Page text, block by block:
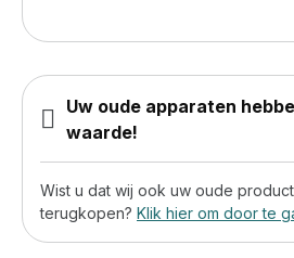
Uw oude apparaten
waarde!
Wist u dat wij ook uw oude
terugkopen? Klik hier om door te